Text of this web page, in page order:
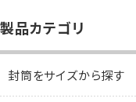
カレンダー
長2封筒
B5縦2つ折
製品カテゴリ
封筒をサイズから探す